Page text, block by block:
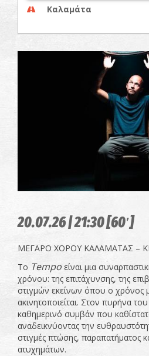
Καλαμάτα
20.07.26 | 21:30 [60′]
ΜΕΓΑΡΟ ΧΟΡΟΥ ΚΑΛΑΜΑΤΑΣ –
Το Tempo είναι μια
χρόνου: της επιτάχυνσης, της
στιγμών εκείνων όπου ο χρόνος
ακινητοποιείται. Στον πυρήνα
καθημερινό συμβάν που
αναδεικνύοντας την
στιγμές πτώσης, παραπατήματος
ατυχημάτων.